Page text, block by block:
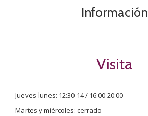
Información
Visita
Jueves-lunes: 12:30-14 / 16:00-20:00
Martes y miércoles: cerrado